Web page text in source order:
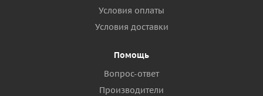
Условия оплаты
Условия доставки
Помощь
Вопрос-ответ
Производители